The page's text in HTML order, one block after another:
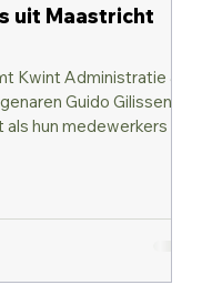
uit Maastricht
Kwint Administratie &
Guido Gilissen en
hun medewerkers in
accountantstitels